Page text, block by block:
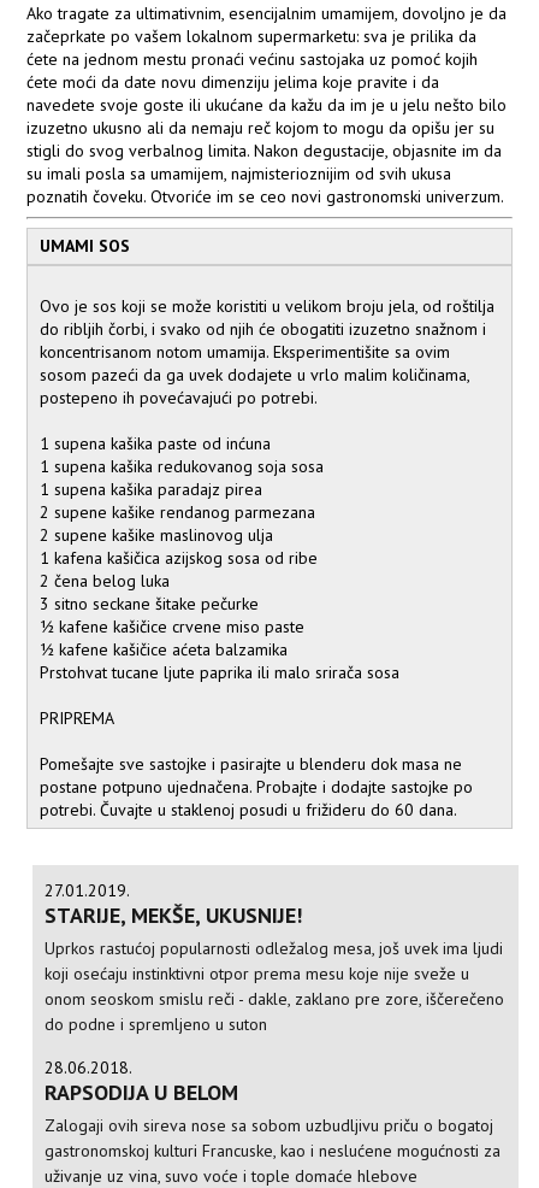
Ako tragate za ultimativnim, esencijalnim umamijem, dovoljno je da
začeprkate po vašem lokalnom supermarketu: sva je prilika da
ćete na jednom mestu pronaći većinu sastojaka uz pomoć kojih
ćete moći da date novu dimenziju jelima koje pravite i da
navedete svoje goste ili ukućane da kažu da im je u jelu nešto bilo
izuzetno ukusno ali da nemaju reč kojom to mogu da opišu jer su
stigli do svog verbalnog limita. Nakon degustacije, objasnite im da
su imali posla sa umamijem, najmisterioznijim od svih ukusa
poznatih čoveku. Otvoriće im se ceo novi gastronomski univerzum.
UMAMI SOS
Ovo je sos koji se može koristiti u velikom broju jela, od roštilja
do ribljih čorbi, i svako od njih će obogatiti izuzetno snažnom i
koncentrisanom notom umamija. Eksperimentišite sa ovim
sosom pazeći da ga uvek dodajete u vrlo malim količinama,
postepeno ih povećavajući po potrebi.
1 supena kašika paste od inćuna
1 supena kašika redukovanog soja sosa
1 supena kašika paradajz pirea
2 supene kašike rendanog parmezana
2 supene kašike maslinovog ulja
1 kafena kašičica azijskog sosa od ribe
2 čena belog luka
3 sitno seckane šitake pečurke
½ kafene kašičice crvene miso paste
½ kafene kašičice aćeta balzamika
Prstohvat tucane ljute paprika ili malo srirača sosa
PRIPREMA
Pomešajte sve sastojke i pasirajte u blenderu dok masa ne
postane potpuno ujednačena. Probajte i dodajte sastojke po
potrebi. Čuvajte u staklenoj posudi u frižideru do 60 dana.
27.01.2019.
STARIJE, MEKŠE, UKUSNIJE!
Uprkos rastućoj popularnosti odležalog mesa, još uvek ima ljudi
koji osećaju instinktivni otpor prema mesu koje nije sveže u
onom seoskom smislu reči - dakle, zaklano pre zore, iščerečeno
do podne i spremljeno u suton
28.06.2018.
RAPSODIJA U BELOM
Zalogaji ovih sireva nose sa sobom uzbudljivu priču o bogatoj
gastronomskoj kulturi Francuske, kao i neslućene mogućnosti za
uživanje uz vina, suvo voće i tople domaće hlebove